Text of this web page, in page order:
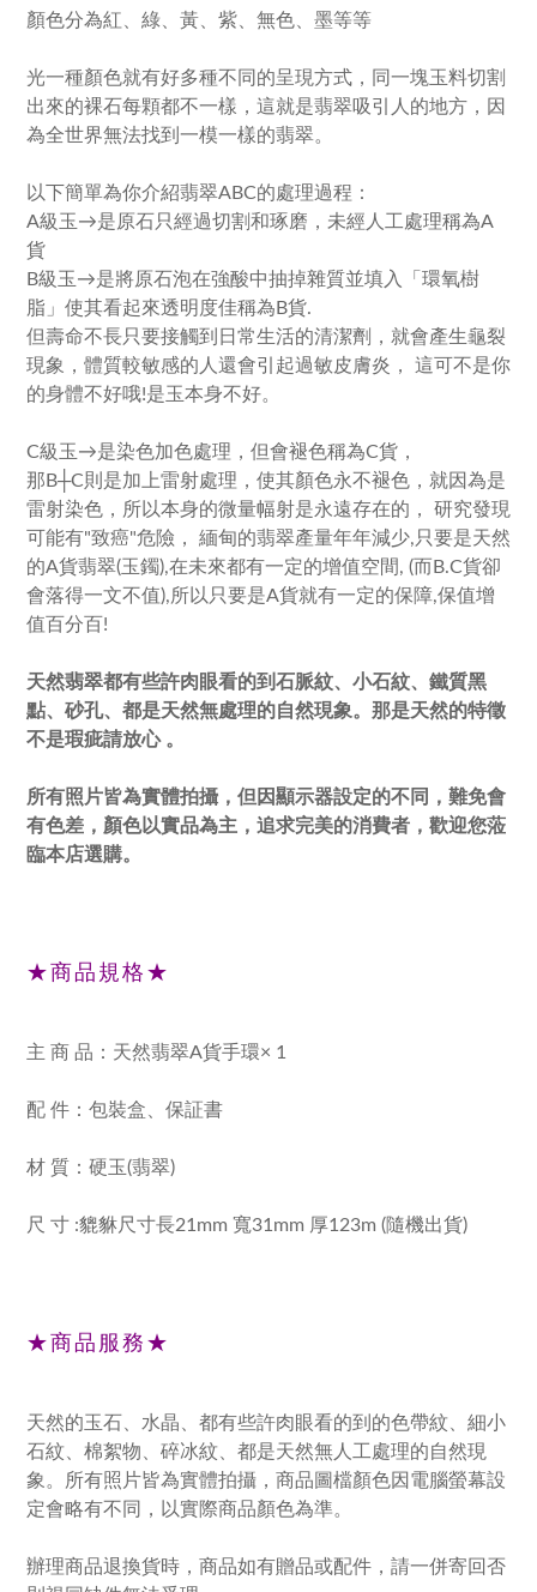
顏色分為紅、綠、黃、紫、無色、墨等等
光一種顏色就有好多種不同的呈現方式，同一塊玉料切割
出來的裸石每顆都不一樣，這就是翡翠吸引人的地方，因
為全世界無法找到一模一樣的翡翠。
以下簡單為你介紹翡翠ABC的處理過程：
A級玉→是原石只經過切割和琢磨，未經人工處理稱為A
貨
B級玉→是將原石泡在強酸中抽掉雜質並填入「環氧樹
脂」使其看起來透明度佳稱為B貨.
但壽命不長只要接觸到日常生活的清潔劑，就會產生龜裂
現象，體質較敏感的人還會引起過敏皮膚炎， 這可不是你
的身體不好哦!是玉本身不好。
C級玉→是染色加色處理，但會褪色稱為C貨，
那B┼C則是加上雷射處理，使其顏色永不褪色，就因為是
雷射染色，所以本身的微量幅射是永遠存在的， 研究發現
可能有"致癌"危險， 緬甸的翡翠產量年年減少,只要是天然
的A貨翡翠(玉鐲),在未來都有一定的增值空間, (而B.C貨卻
會落得一文不值),所以只要是A貨就有一定的保障,保值增
值百分百!
天然翡翠都有些許肉眼看的到石脈紋、小石紋、鐵質黑
點、砂孔、都是天然無處理的自然現象。那是天然的特徵
不是瑕疵請放心 。
所有照片皆為實體拍攝，但因顯示器設定的不同，難免會
有色差，顏色以實品為主，追求完美的消費者， 歡迎您蒞
臨本店選購。
★商品規格★
主 商 品：天然翡翠A貨手環× 1
配 件：包裝盒、保証書
材 質：硬玉(翡翠)
尺 寸 :貔貅尺寸長21mm 寬31mm 厚123m (隨機出貨)
★商品服務★
天然的玉石、水晶、都有些許肉眼看的到的色帶紋、細小
石紋、棉絮物、碎冰紋、都是天然無人工處理的自然現
象。所有照片皆為實體拍攝，商品圖檔顏色因電腦螢幕設
定會略有不同，以實際商品顏色為準。
辦理商品退換貨時，商品如有贈品或配件，請一併寄回否